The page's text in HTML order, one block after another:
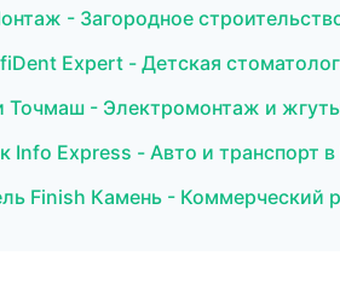
- Загородное
Expert - Детская
- Электромонтаж и
Info Express - Авто и транспорт в
Finish Камень - Коммерческий